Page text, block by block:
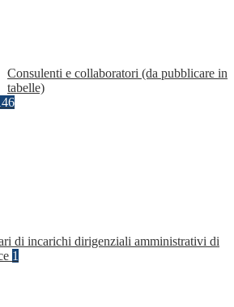
Consulenti e collaboratori (da pubblicare in
tabelle)
di incarichi dirigenziali amministrativi di
1